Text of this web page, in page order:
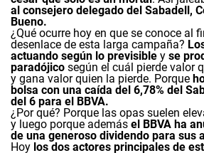
al consejero delegado del Sabadell,
Bueno.
¿Qué ocurre hoy en que se conoce al
desenlace de esta larga campaña?
actuando según lo previsible y se
paradójico según el cuál pierde valor
y gana valor quien la pierde. Porque
bolsa con una caída del 6,78% del
del 6 para el BBVA.
¿Por qué? Porque las opas suelen
y luego porque además el BBVA ha
de una generoso dividendo para sus
Hoy los dos actores principales de